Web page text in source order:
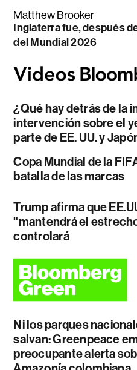
Matthew Brooker
Inglaterra fue, después
del Mundial 2026
¿Qué hay detrás de la
intervención sobre el
parte de EE. UU. y
Copa Mundial de la
batalla de las marcas
Trump afirma que
"mantendrá el
controlará
Ni los parques
salvan: Greenpeace
preocupante alerta